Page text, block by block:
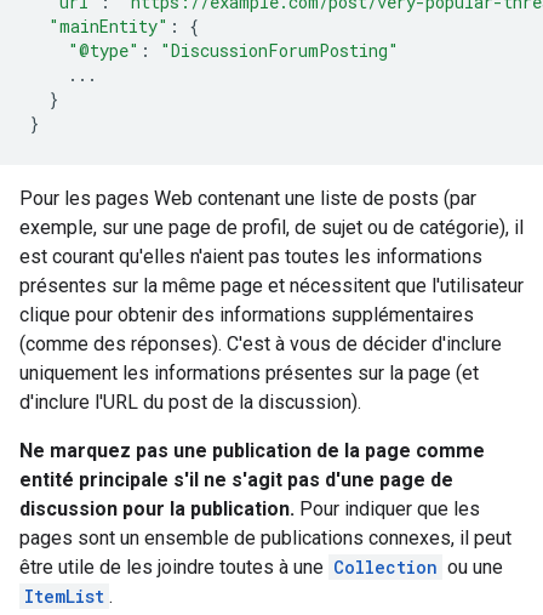
"mainEntity" :
{
"@type" :
"DiscussionForumPosting"
...
}
}
Pour les pages Web contenant une liste de posts (par
exemple, sur une page de profil, de sujet ou de catégorie), il
est courant qu'elles n'aient pas toutes les informations
présentes sur la même page et nécessitent que l'utilisateur
clique pour obtenir des informations supplémentaires
(comme des réponses). C'est à vous de décider d'inclure
uniquement les informations présentes sur la page (et
d'inclure l'URL du post de la discussion).
Ne marquez pas une publication de la page comme
entité principale s'il ne s'agit pas d'une page de
discussion pour la publication. Pour indiquer que les
pages sont un ensemble de publications connexes, il peut
être utile de les joindre toutes à une Collection ou une
ItemList .